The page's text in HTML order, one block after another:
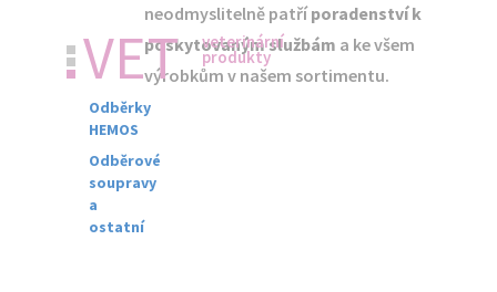
VET veterinární
produkty
Odběrky
HEMOS
Odběrové
soupravy
a
ostatní
neodmyslitelně patříporadenství k
poskytovaným službám a ke všem
výrobkům v našem sortimentu.